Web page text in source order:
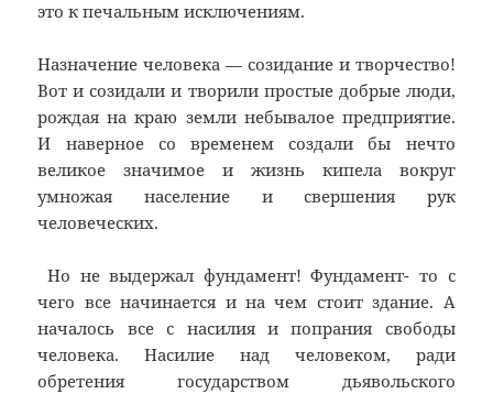
это к печальным исключениям.
Назначение человека — созидание и творчество!
Вот и созидали и творили простые добрые люди,
рождая на краю земли небывалое предприятие.
И наверное со временем создали бы нечто
великое значимое и жизнь кипела вокруг
умножая население и свершения рук
человеческих.
Но не выдержал фундамент! Фундамент- то с
чего все начинается и на чем стоит здание. А
началось все с насилия и попрания свободы
человека. Насилие над человеком, ради
обретения государством дьявольского